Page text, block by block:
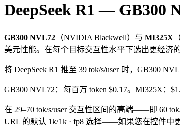
DeepSeek R1 — GB300
GB300 NVL72 （NVIDIA Blackwell）与 MI325X
美元性能。在每个目标交互性水平下选出更经
将 DeepSeek R1 推至 39 tok/s/user 时，GB300
GB300 NVL72：每百万 token $0.17。MI325X：
在 29–70 tok/s/user 交互性区间的高端——即 60
URL 的默认 1k/1k · fp8 选择——如果您在控件中